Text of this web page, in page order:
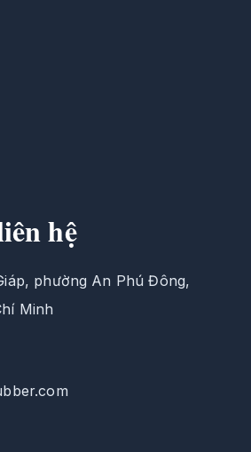
hệ
phường An Phú Đông,
Minh